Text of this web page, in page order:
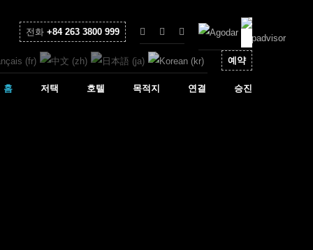
전화 +84 263 3800 999
예약
홈 저택 호텔 목적지 연결 승진